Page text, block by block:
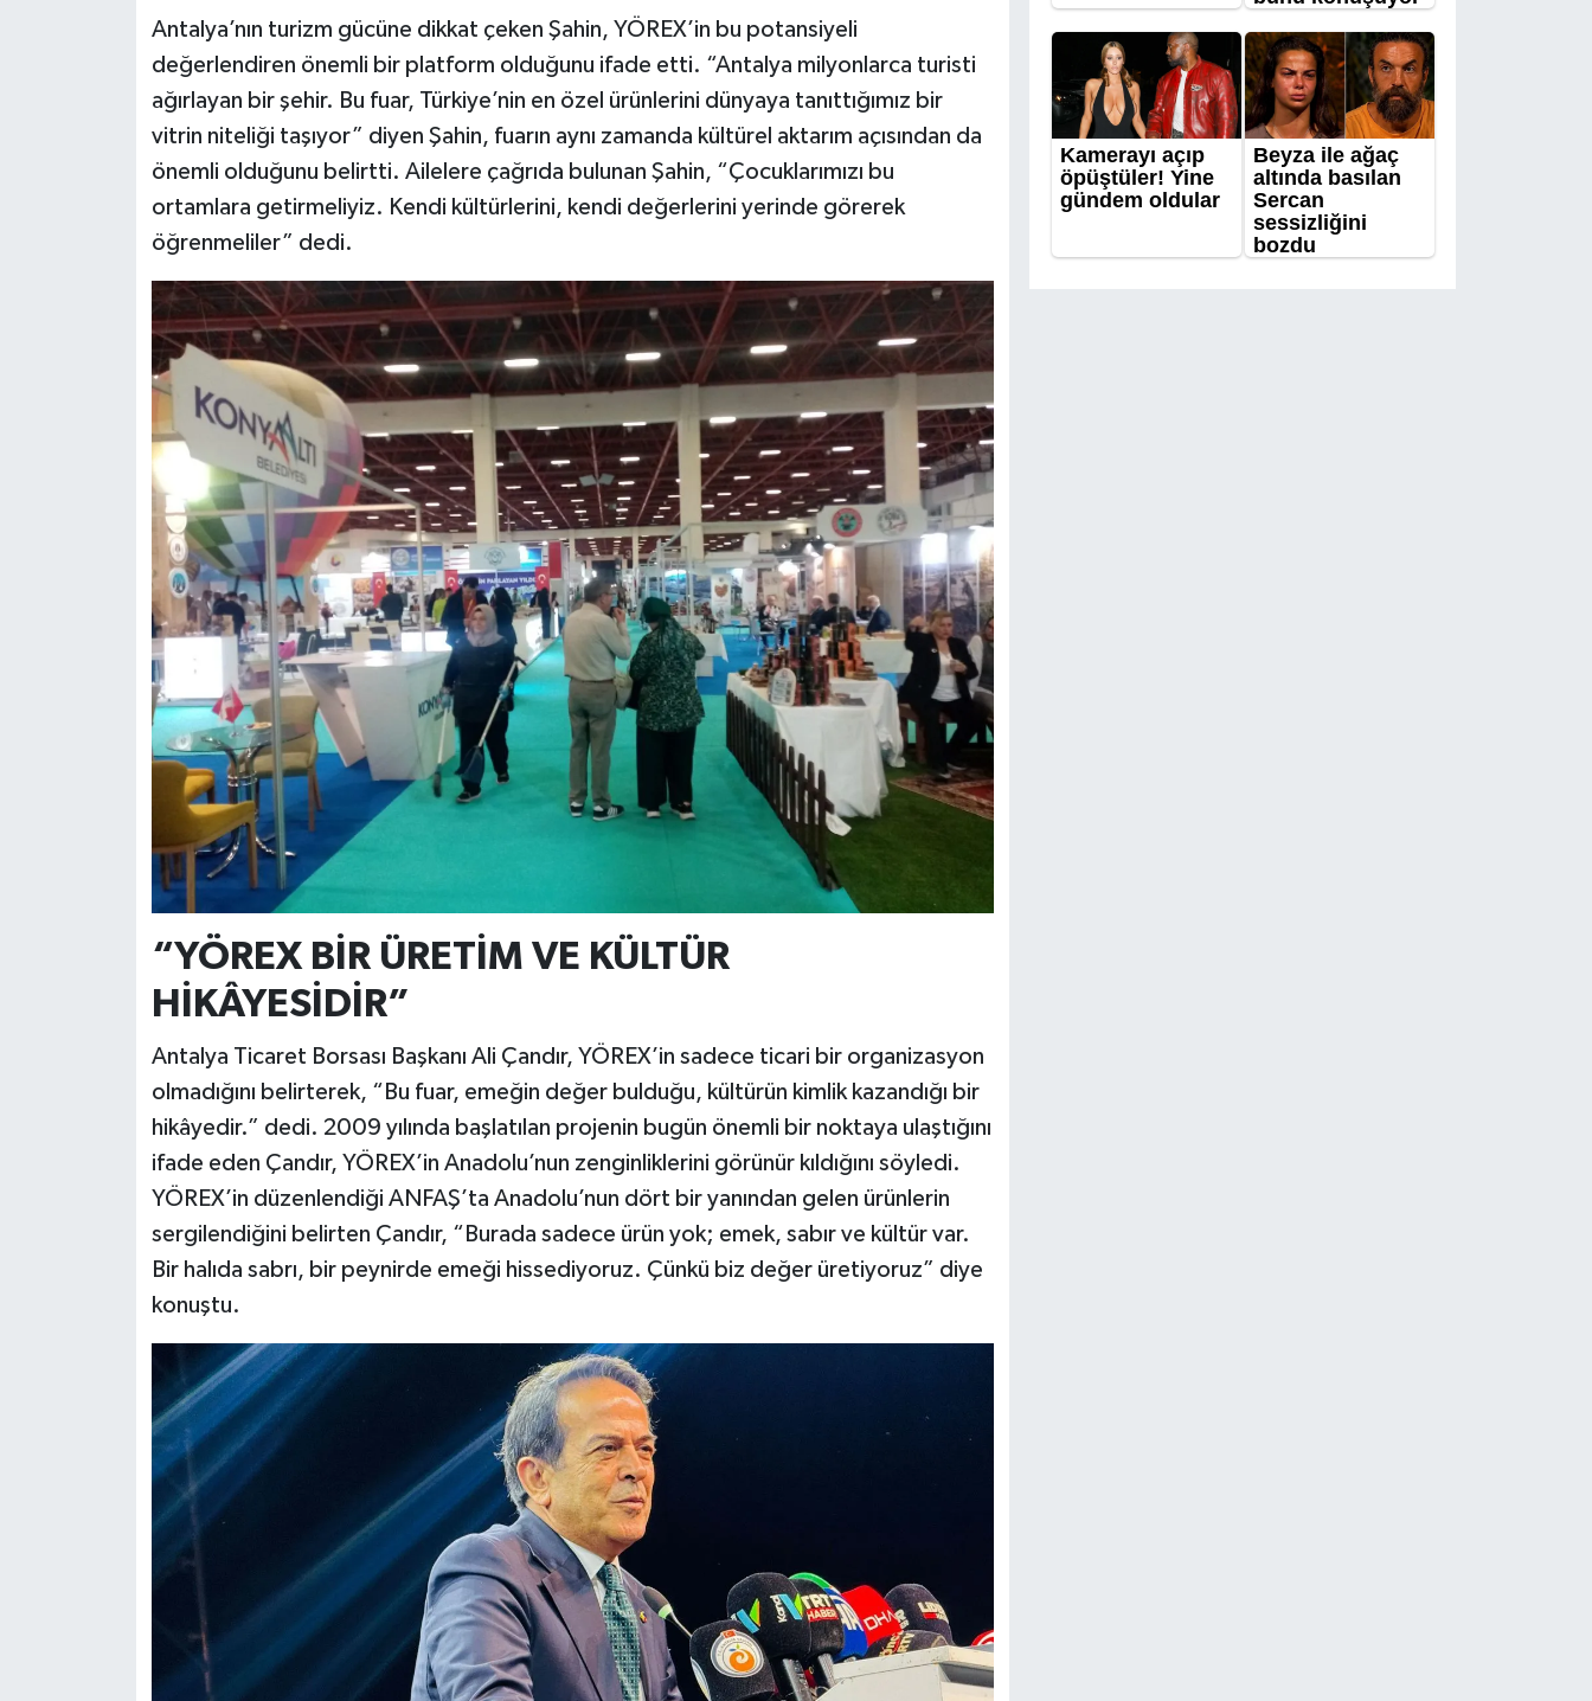
Antalya’nın turizm gücüne dikkat çeken Şahin, YÖREX’in bu potansiyeli
değerlendiren önemli bir platform olduğunu ifade etti. “Antalya milyonlarca turisti
ağırlayan bir şehir. Bu fuar, Türkiye’nin en özel ürünlerini dünyaya tanıttığımız bir
vitrin niteliği taşıyor” diyen Şahin, fuarın aynı zamanda kültürel aktarım açısından da
önemli olduğunu belirtti. Ailelere çağrıda bulunan Şahin, “Çocuklarımızı bu
ortamlara getirmeliyiz. Kendi kültürlerini, kendi değerlerini yerinde görerek
öğrenmeliler” dedi.
“YÖREX BİR ÜRETİM VE KÜLTÜR
HİKÂYESİDİR”
Antalya Ticaret Borsası Başkanı Ali Çandır, YÖREX’in sadece ticari bir organizasyon
olmadığını belirterek, “Bu fuar, emeğin değer bulduğu, kültürün kimlik kazandığı bir
hikâyedir.” dedi. 2009 yılında başlatılan projenin bugün önemli bir noktaya ulaştığını
ifade eden Çandır, YÖREX’in Anadolu’nun zenginliklerini görünür kıldığını söyledi.
YÖREX’in düzenlendiği ANFAŞ’ta Anadolu’nun dört bir yanından gelen ürünlerin
sergilendiğini belirten Çandır, “Burada sadece ürün yok; emek, sabır ve kültür var.
Bir halıda sabrı, bir peynirde emeği hissediyoruz. Çünkü biz değer üretiyoruz” diye
konuştu.